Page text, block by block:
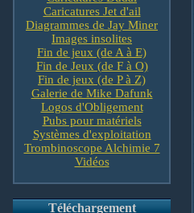
Caricatures Jet d'ail
Diagrammes de Jay Miner
Images insolites
Fin de jeux (de A à E)
Fin de Jeux (de F à O)
Fin de jeux (de P à Z)
Galerie de Mike Dafunk
Logos d'Obligement
Pubs pour matériels
Systèmes d'exploitation
Trombinoscope Alchimie 7
Vidéos
Téléchargement